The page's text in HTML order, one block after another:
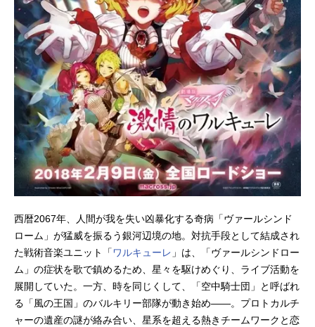
西暦2067年、人間が我を失い凶暴化する奇病「ヴァールシンド
ローム」が猛威を振るう銀河辺境の地。対抗手段として結成され
た戦術音楽ユニット「 ワルキューレ 」は、「ヴァールシンドロー
ム」の症状を歌で鎮めるため、星々を駆けめぐり、ライブ活動を
展開していた。一方、時を同じくして、「空中騎士団」と呼ばれ
る「風の王国」のバルキリー部隊が動き始め――。プロトカルチ
ャーの遺産の謎が絡み合い、星系を超える熱きチームワークと恋